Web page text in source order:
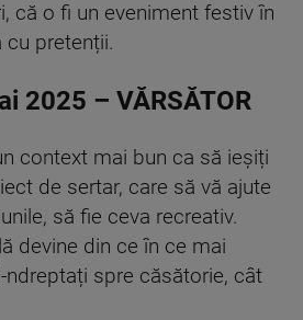
că o fi un eveniment festiv în
cu pretenții.
2025 – VĂRSĂTOR
context mai bun ca să ieșiți
de sertar, care să vă ajute
să fie ceva recreativ.
devine din ce în ce mai
ndreptați spre căsătorie, cât